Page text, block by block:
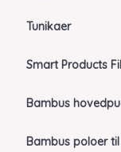
Tunikaer
Smart Products
Bambus
Bambus poloer